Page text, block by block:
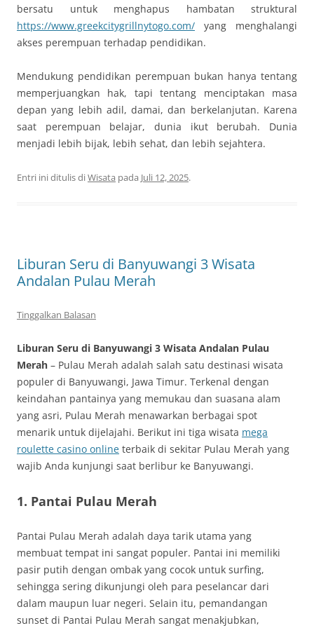
bersatu untuk menghapus hambatan struktural
https://www.greekcitygrillnytogo.com/ yang menghalangi
akses perempuan terhadap pendidikan.
Mendukung pendidikan perempuan bukan hanya tentang
memperjuangkan hak, tapi tentang menciptakan masa
depan yang lebih adil, damai, dan berkelanjutan. Karena
saat perempuan belajar, dunia ikut berubah. Dunia
menjadi lebih bijak, lebih sehat, dan lebih sejahtera.
Entri ini ditulis diWisata pada Juli 12, 2025.
Liburan Seru di Banyuwangi 3 Wisata
Andalan Pulau Merah
Tinggalkan Balasan
Liburan Seru di Banyuwangi 3 Wisata Andalan Pulau
Merah – Pulau Merah adalah salah satu destinasi wisata
populer di Banyuwangi, Jawa Timur. Terkenal dengan
keindahan pantainya yang memukau dan suasana alam
yang asri, Pulau Merah menawarkan berbagai spot
menarik untuk dijelajahi. Berikut ini tiga wisata mega
roulette casino online terbaik di sekitar Pulau Merah yang
wajib Anda kunjungi saat berlibur ke Banyuwangi.
1. Pantai Pulau Merah
Pantai Pulau Merah adalah daya tarik utama yang
membuat tempat ini sangat populer. Pantai ini memiliki
pasir putih dengan ombak yang cocok untuk surfing,
sehingga sering dikunjungi oleh para peselancar dari
dalam maupun luar negeri. Selain itu, pemandangan
sunset di Pantai Pulau Merah sangat menakjubkan,